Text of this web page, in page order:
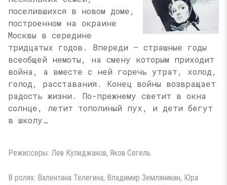
поселившихся в новом доме,
построенном на окраине
Москвы в середине
тридцатых годов. Впереди — страшные годы
всеобщей немоты, на смену которым приходит
война, а вместе с ней горечь утрат, холод,
голод, расставания. Конец войны возвращает
радость жизни. По-прежнему светит в окна
солнце, летит тополиный пух, и дети бегут
в школу…
Режиссеры: Лев Кулиджанов, Яков Сегель.
В ролях: Валентина Телегина, Владимир Земляникин, Юра